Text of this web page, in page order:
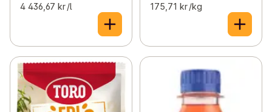
4 436,67 kr /l 175,71 kr /kg